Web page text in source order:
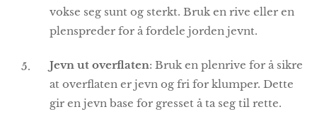
vokse seg sunt og sterkt. Bruk en rive eller en
plenspreder for å fordele jorden jevnt.
Jevn ut overflaten: Bruk en plenrive for å sikre
at overflaten er jevn og fri for klumper. Dette
gir en jevn base for gresset å ta seg til rette.